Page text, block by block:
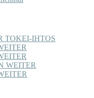
TOKEI-IHTOS
WEITER